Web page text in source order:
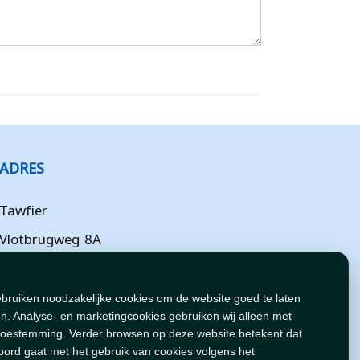
noodzakelijke cookies om de website goed te laten
Analyse- en marketingcookies gebruiken wij alleen met
Verder browsen op deze website betekent dat
gaat met het gebruik van cookies volgens het
ADRES
Tawfier
Vlotbrugweg 8A
Flevoland
NL